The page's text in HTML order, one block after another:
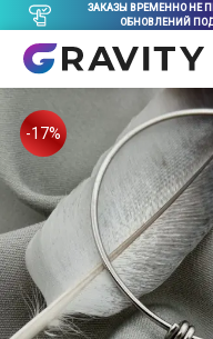
ЗАКАЗЫ ВРЕМЕННО НЕ
ОБНОВЛЕНИЙ
-17%